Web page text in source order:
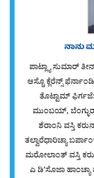
ನಾನು
ಪಾಟ್ಲ್ಯಾ ಸುಮಾರ್
ಆಸ್ಚೊ ಕ್ಲೆರೆನ್ಸ್
ತೊಟ್ಟಾಮ್
ಮುಂಬಯ್, ಬೆಂಗ್ಳುರ್,
ಶೆರಾಂನಿ ವಸ್ತಿ
ತಲ್ವಾರೆಧಾರಿಚ್ಯಾ
ಮರೋಲಾಂತ್ ವಸ್ತಿ
ಎ ಡಿ’ಸೊಜಾ